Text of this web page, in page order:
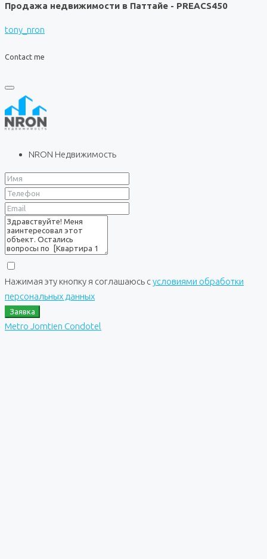
Продажа недвижимости в Паттайе - PREACS450
tony_nron
Contact me
NRON Недвижимость
Нажимая эту кнопку я соглашаюсь сусловиями обработки
персональных данных
Заявка
Metro Jomtien Condotel